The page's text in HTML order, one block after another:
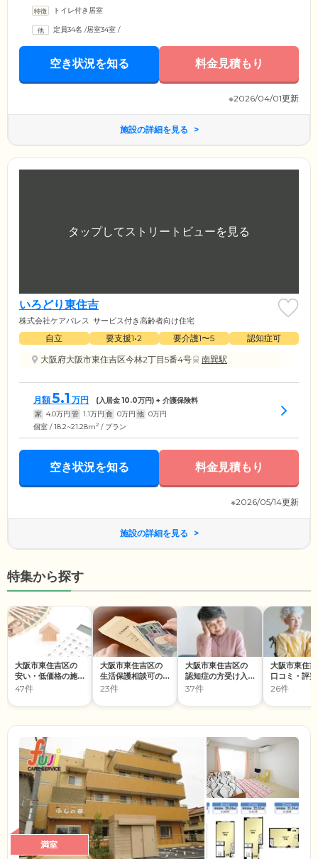
トイレ付き居室
定員34名 /居室34室 /
空き状況を知る 料金見積もり
※2026/04/01更新
施設の詳細を見る
いろどり東住吉
株式会社ケアパレス サービス付き高齢者向け住宅
自立 要支援1•2 要介護1〜5
認知症可
大阪府大阪市東住吉区今林2丁目5番4号
南巽駅
月額5.1 万円 (入居金10.0万円) + 介護保険料
家 4.0万円 管 1.1万円 食 0万円 他 0万円
個室 / 18.2~21.28m2 / プラン
空き状況を知る 料金見積もり
※2026/05/14更新
施設の詳細を見る
特集から探す
大阪市東住吉区の
安い・低価格の施
設
47件
大阪市東住吉区の
生活保護相談可の
施設
23件
大阪市東住吉区の
認知症の方受け入
れの施設
37件
大阪市東住
口コミ・評
の施設
26件
満室